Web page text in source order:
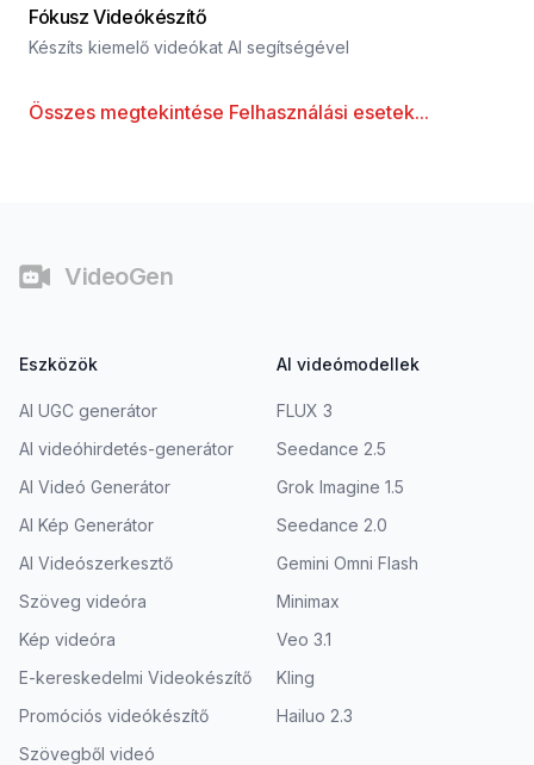
Fókusz Videókészítő
Készíts kiemelő videókat AI segítségével
Összes megtekintése Felhasználási esetek...
VideoGen
Eszközök
AI UGC generátor
AI videóhirdetés-generátor
AI Videó Generátor
AI Kép Generátor
AI Videószerkesztő
Szöveg videóra
Kép videóra
E-kereskedelmi Videokészítő
Promóciós videókészítő
Szövegből videó
AI videómodellek
FLUX 3
Seedance 2.5
Grok Imagine 1.5
Seedance 2.0
Gemini Omni Flash
Minimax
Veo 3.1
Kling
Hailuo 2.3